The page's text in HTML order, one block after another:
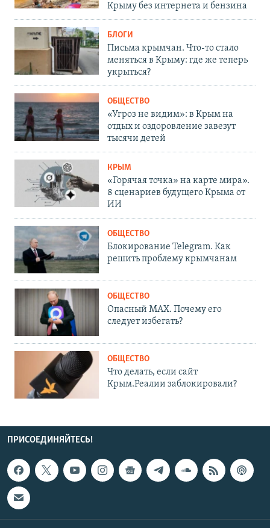
Крыму без интернета и бензина
БЛОГИ
Письма крымчан. Что-то стало
меняться в Крыму: где же теперь
укрыться?
ОБЩЕСТВО
«Угроз не видим»: в Крым на
отдых и оздоровление завезут
тысячи детей
КРЫМ
«Горячая точка» на карте мира».
8 сценариев будущего Крыма от
ИИ
ОБЩЕСТВО
Блокирование Telegram. Как
решить проблему крымчанам
ОБЩЕСТВО
Опасный MAX. Почему его
следует избегать?
ОБЩЕСТВО
Что делать, если сайт
Крым.Реалии заблокировали?
ПРИСОЕДИНЯЙТЕСЬ!